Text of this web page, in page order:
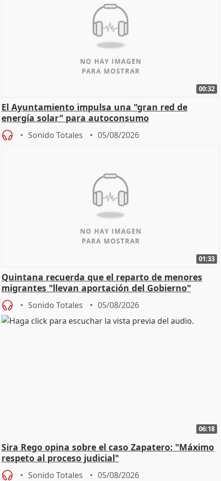
00:32
El Ayuntamiento impulsa una "gran red de
energía solar" para autoconsumo
Sonido Totales 05/08/2026
01:33
Quintana recuerda que el reparto de menores
migrantes "llevan aportación del Gobierno"
central
Sonido Totales 05/08/2026
06:18
Sira Rego opina sobre el caso Zapatero: "Máximo
respeto al proceso judicial"
Sonido Totales 05/08/2026